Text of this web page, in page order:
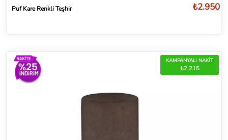
Puf Kare Renkli Teşhir ₺2.950
KAMPANYALI NAKİT
₺2.215